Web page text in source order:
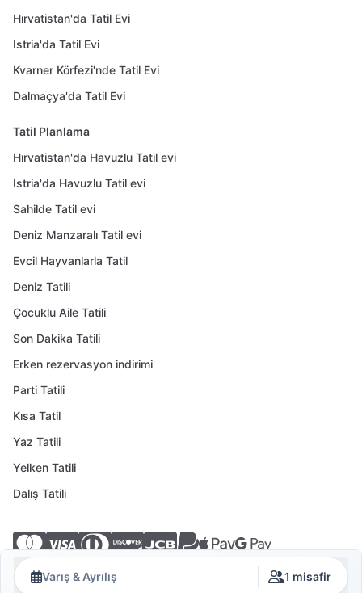
Varış & Ayrılış 1 misafir
Hırvatistan'da Tatil Evi
Istria'da Tatil Evi
Kvarner Körfezi'nde Tatil Evi
Dalmaçya'da Tatil Evi
Tatil Planlama
Hırvatistan'da Havuzlu Tatil evi
Istria'da Havuzlu Tatil evi
Sahilde Tatil evi
Deniz Manzaralı Tatil evi
Evcil Hayvanlarla Tatil
Deniz Tatili
Çocuklu Aile Tatili
Son Dakika Tatili
Erken rezervasyon indirimi
Parti Tatili
Kısa Tatil
Yaz Tatili
Yelken Tatili
Dalış Tatili
© 2026 Crovillas GmbH